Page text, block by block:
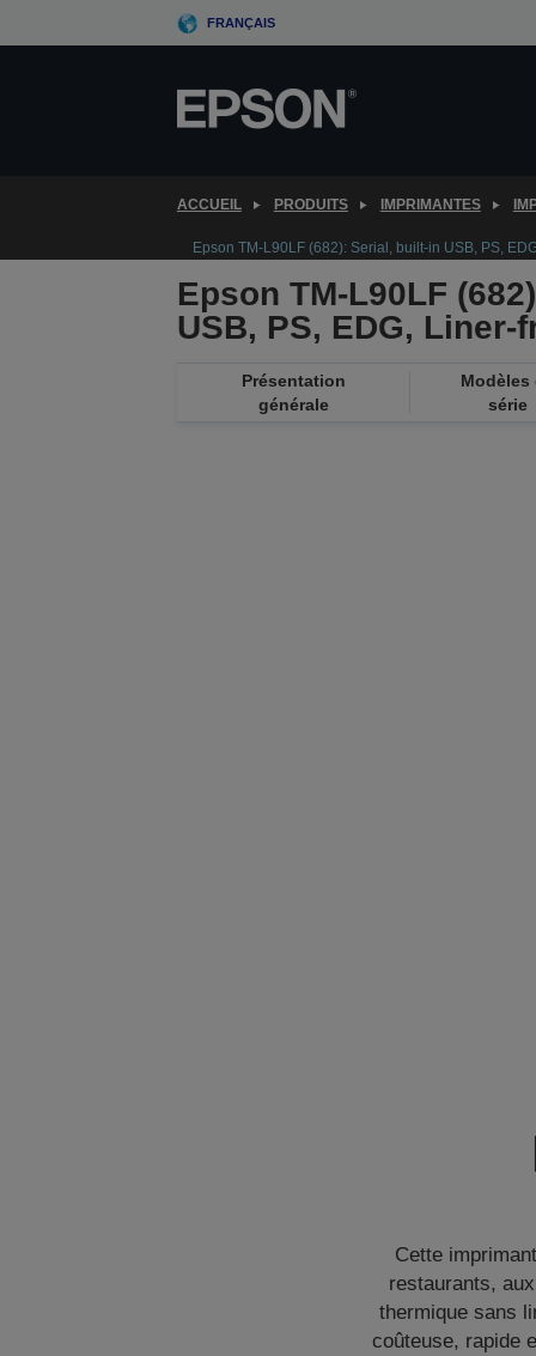
to
FRANÇAIS
ACCUEIL PRODUITS IMPRIMANTES
Epson TM-L90LF (682): Serial, built-in USB, PS,
Epson TM-L90LF
USB, PS, EDG, Liner-
Présentation
générale
Modèles
série
Cette
restaurants,
thermique sans
coûteuse, rapide